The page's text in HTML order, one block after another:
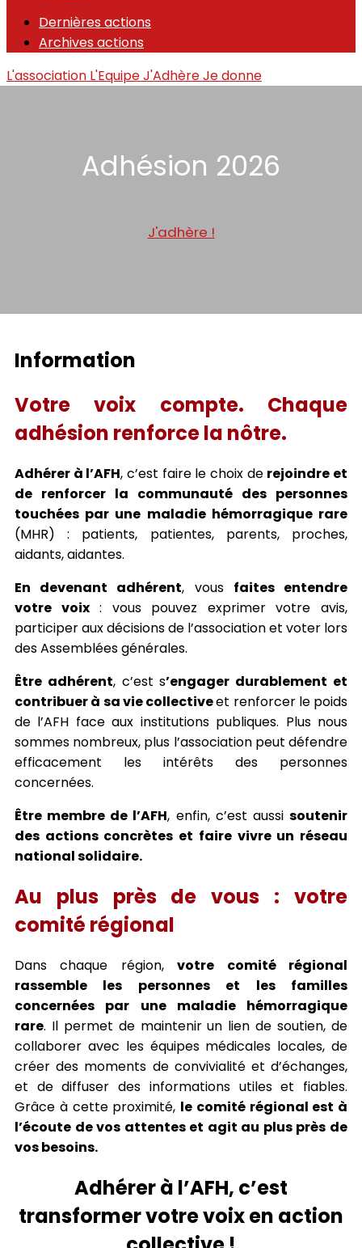
Dernières actions
Archives actions
L'association L'EquipeJ'AdhèreJe donne
Adhésion 2026
J'adhère !
Information
Votre voix compte. Chaque
adhésion renforce la nôtre.
Adhérer à l’AFH, c’est faire le choix de rejoindre et
de renforcer la communauté des personnes
touchées par une maladie hémorragique rare
(MHR) : patients, patientes, parents, proches,
aidants, aidantes.
En devenant adhérent, vous faites entendre
votre voix: vous pouvez exprimer votre avis,
participer aux décisions de l’association et voter lors
des Assemblées générales.
Être adhérent, c’est s’engager durablement et
contribuer à sa vie collectiveet renforcer le poids
de l’AFH face aux institutions publiques. Plus nous
sommes nombreux, plus l’association peut défendre
efficacement les intérêts des personnes
concernées.
Être membre de l’AFH, enfin, c’est aussisoutenir
des actions concrètes et faire vivre un réseau
national solidaire.
Au plus près de vous : votre
comité régional
Dans chaque région,votre comité régional
rassemble les personnes et les familles
concernées par une maladie hémorragique
rare. Il permet de maintenir un lien de soutien, de
collaborer avec les équipes médicales locales, de
créer des moments de convivialité et d’échanges,
et de diffuser des informations utiles et fiables.
Grâce à cette proximité, le comité régional est à
l’écoute de vos attentes et agit au plus près de
vos besoins.
Adhérer à l’AFH, c’est
transformer votre voix en action